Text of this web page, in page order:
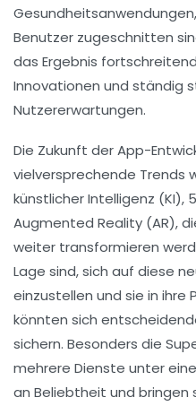
Benutzer zugeschnitten
das Ergebnis
Innovationen und ständig
Nutzererwartungen.
Die Zukunft der App-
vielversprechende Trends
künstlicher Intelligenz (KI),
Augmented Reality (AR),
weiter transformieren
Lage sind, sich auf diese
einzustellen und sie in ihre
könnten sich
sichern. Besonders die
mehrere Dienste unter
an Beliebtheit und bringen